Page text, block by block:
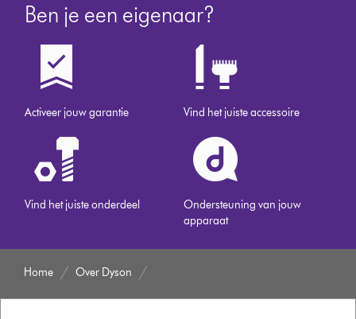
Ben je een eigenaar?
Activeer jouw garantie Vind het juiste accessoire
Vind het juiste onderdeel
Ondersteuning van jouw
apparaat
Home Over Dyson